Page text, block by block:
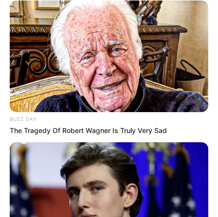
BUZZ DAY
The Tragedy Of Robert Wagner Is Truly Very Sad